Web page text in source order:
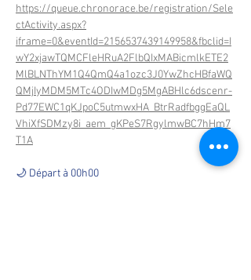
https://queue.chronorace.be/registration/Sele
ctActivity.aspx?
iframe=0&eventId=2156537439149958&fbclid=I
wY2xjawTQMCFleHRuA2FlbQIxMABicmlkETE2
MlBLNThYM1Q4QmQ4a1ozc3J0YwZhcHBfaWQ
QMjIyMDM5MTc4ODIwMDg5MgABHlc6dscenr-
Pd77EWC1qKJpoC5utmwxHA_BtrRadfbggEaQL
VhiXfSDMzy8i_aem_gKPeS7RgylmwBC7hHm7
T1A
🌙 Départ à 00h00